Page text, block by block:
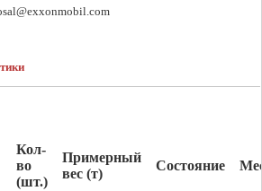
Кол-
во
(шт.)
Примерный
вес (т)
Состояние